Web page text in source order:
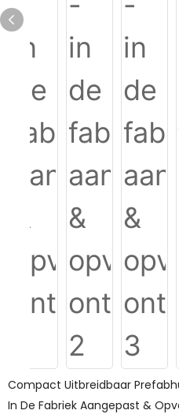
Compact Uitbreidbaar
In De Fabriek Aangepast &